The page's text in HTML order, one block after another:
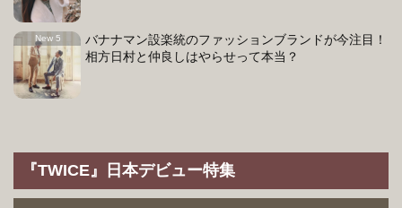
バナナマン設楽統のファッションブランドが今注目！
相方日村と仲良しはやらせって本当？
『TWICE』日本デビュー特集